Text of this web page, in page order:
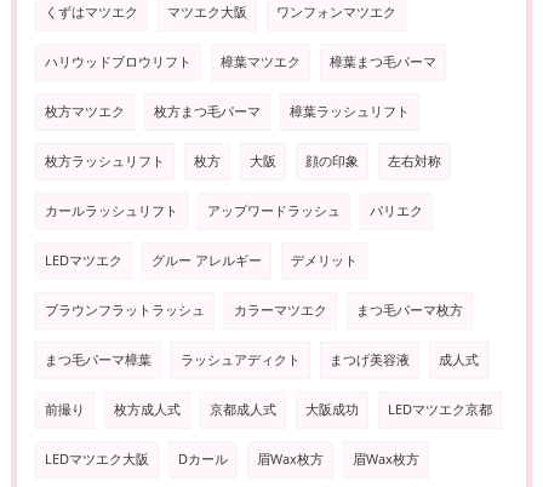
くずはマツエク マツエク大阪 ワンフォンマツエク
ハリウッドブロウリフト 樟葉マツエク 樟葉まつ毛パーマ
枚方マツエク 枚方まつ毛パーマ 樟葉ラッシュリフト
枚方ラッシュリフト 枚方 大阪 顔の印象 左右対称
カールラッシュリフト アップワードラッシュ パリエク
LEDマツエク グルー アレルギー デメリット
ブラウンフラットラッシュ カラーマツエク まつ毛パーマ枚方
まつ毛パーマ樟葉 ラッシュアディクト まつげ美容液 成人式
前撮り 枚方成人式 京都成人式 大阪成功 LEDマツエク京都
LEDマツエク大阪 Dカール 眉Wax枚方 眉Wax枚方